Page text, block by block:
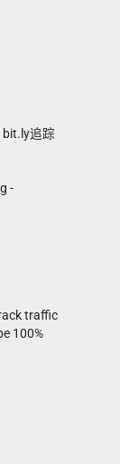
bit.ly追踪
-
traffic
100%